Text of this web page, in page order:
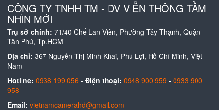
CÔNG TY TNHH TM - DV VIỄN THÔNG TẦM
NHÌN MỚI
Trụ sở chính: 71/40 Chế Lan Viên, Phường Tây Thạnh, Quận
Tân Phú, Tp.HCM
Địa chỉ: 367 Nguyễn Thị Minh Khai, Phú Lợi, Hồ Chí Minh, Việt
Nam
Hotline: 0938 199 056 - Điện thoại: 0948 900 959 - 0933 900
958
Email: vietnamcamerahd@gmail.com